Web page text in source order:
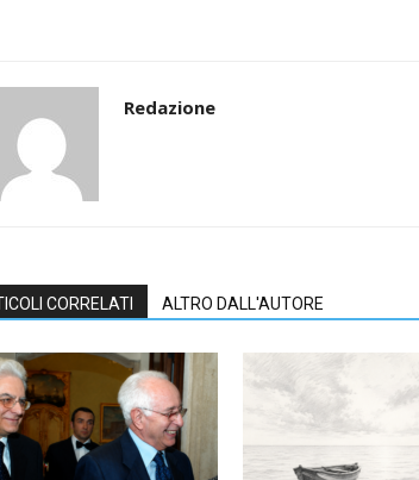
Redazione
CORRELATI ALTRO DALL'AUTORE